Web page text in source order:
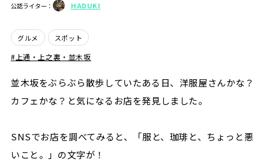
公認ライター： HADUKI
グルメ スポット
上通・上之裏・並木坂
並木坂をぶらぶら散歩していたある日、洋服屋さんかな？
カフェかな？と気になるお店を発見しました。
SNSでお店を調べてみると、「服と、珈琲と、ちょっと悪
いこと。」の文字が！